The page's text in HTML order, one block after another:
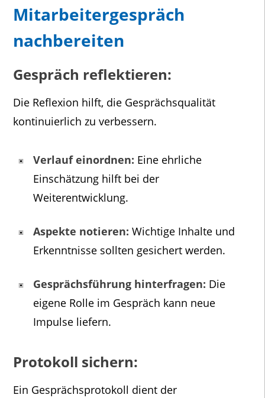
Mitarbeitergespräch
nachbereiten
Gespräch reflektieren:
Die Reflexion hilft, die Gesprächsqualität
kontinuierlich zu verbessern.
Verlauf einordnen: Eine ehrliche
Einschätzung hilft bei der
Weiterentwicklung.
Aspekte notieren: Wichtige Inhalte und
Erkenntnisse sollten gesichert werden.
Gesprächsführung hinterfragen: Die
eigene Rolle im Gespräch kann neue
Impulse liefern.
Protokoll sichern:
Ein Gesprächsprotokoll dient der